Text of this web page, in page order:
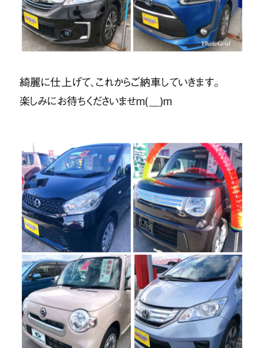
綺麗に仕上げて、これからご納車していきます。
楽しみにお待ちくださいませm(__)m